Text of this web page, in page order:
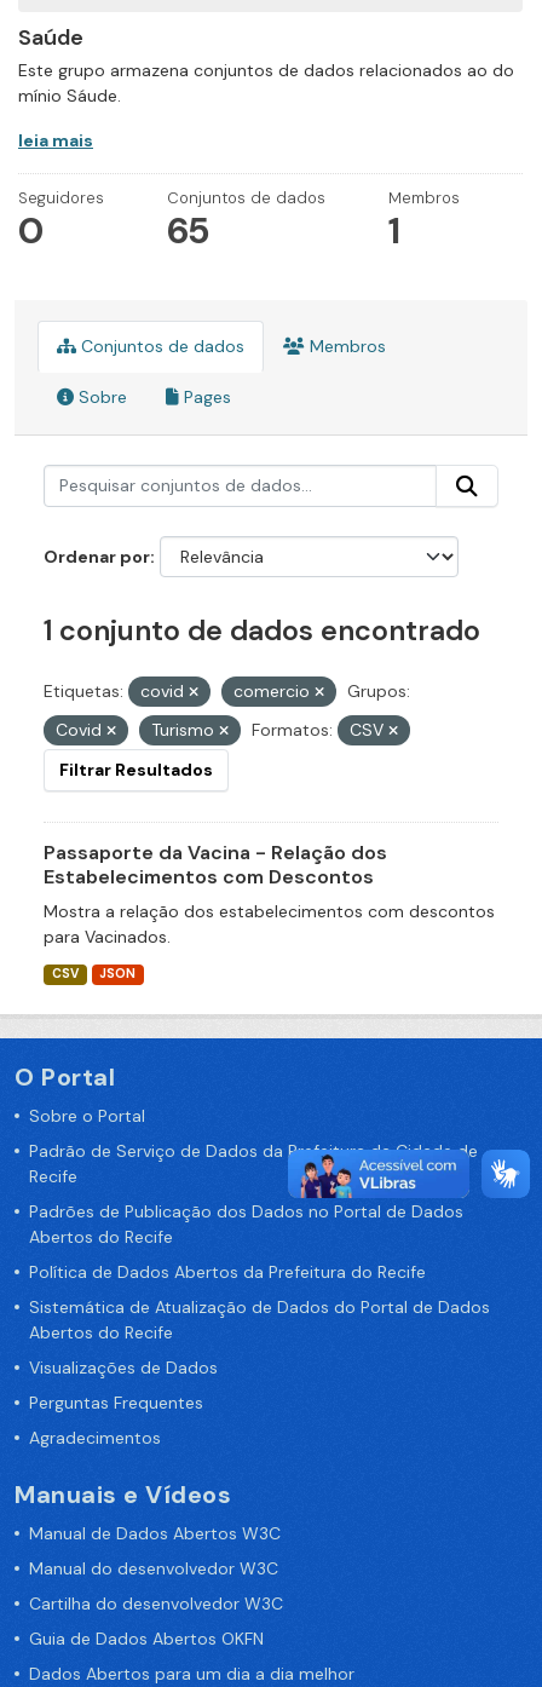
Saúde
Este grupo armazena conjuntos de dados relacionados ao do
mínio Sáude.
leia mais
Seguidores
0
Conjuntos de dados
65
Membros
1
Conjuntos de dados Membros
Sobre Pages
Ordenar por
1 conjunto de dados encontrado
Etiquetas: covid comercio
Grupos:
Covid
Turismo Formatos:
CSV
Filtrar Resultados
Passaporte da Vacina - Relação dos
Estabelecimentos com Descontos
Mostra a relação dos estabelecimentos com descontos
para Vacinados.
CSV JSON
O Portal
Sobre o Portal
Padrão de Serviço de Dados da Prefeitura da Cidade de
Recife
Padrões de Publicação dos Dados no Portal de Dados
Abertos do Recife
Política de Dados Abertos da Prefeitura do Recife
Sistemática de Atualização de Dados do Portal de Dados
Abertos do Recife
Visualizações de Dados
Perguntas Frequentes
Agradecimentos
Manuais e Vídeos
Manual de Dados Abertos W3C
Manual do desenvolvedor W3C
Cartilha do desenvolvedor W3C
Guia de Dados Abertos OKFN
Dados Abertos para um dia a dia melhor